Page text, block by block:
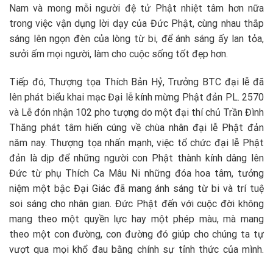
Nam và mong mỗi người đệ tử Phật nhiệt tâm hơn nữa
trong việc vận dụng lời dạy của Đức Phật, cùng nhau thắp
sáng lên ngọn đèn của lòng từ bi, để ánh sáng ấy lan tỏa,
sưởi ấm mọi người, làm cho cuộc sống tốt đẹp hơn.
Tiếp đó, Thượng tọa Thích Bản Hỷ, Trưởng BTC đại lễ đã
lên phát biểu khai mạc Đại lễ kính mừng Phật đản PL. 2570
và Lễ đón nhận 102 pho tượng do một đại thí chủ Trần Đình
Thăng phát tâm hiến cúng về chùa nhân đại lễ Phật đản
năm nay. Thượng tọa nhấn mạnh, việc tổ chức đại lễ Phật
đản là dịp để những người con Phật thành kính dâng lên
Đức từ phụ Thích Ca Mâu Ni những đóa hoa tâm, tưởng
niệm một bậc Đại Giác đã mang ánh sáng từ bi và trí tuệ
soi sáng cho nhân gian. Đức Phật đến với cuộc đời không
mang theo một quyền lực hay một phép màu, mà mang
theo một con đường, con đường đó giúp cho chúng ta tự
vượt qua mọi khổ đau bằng chính sự tỉnh thức của mình.